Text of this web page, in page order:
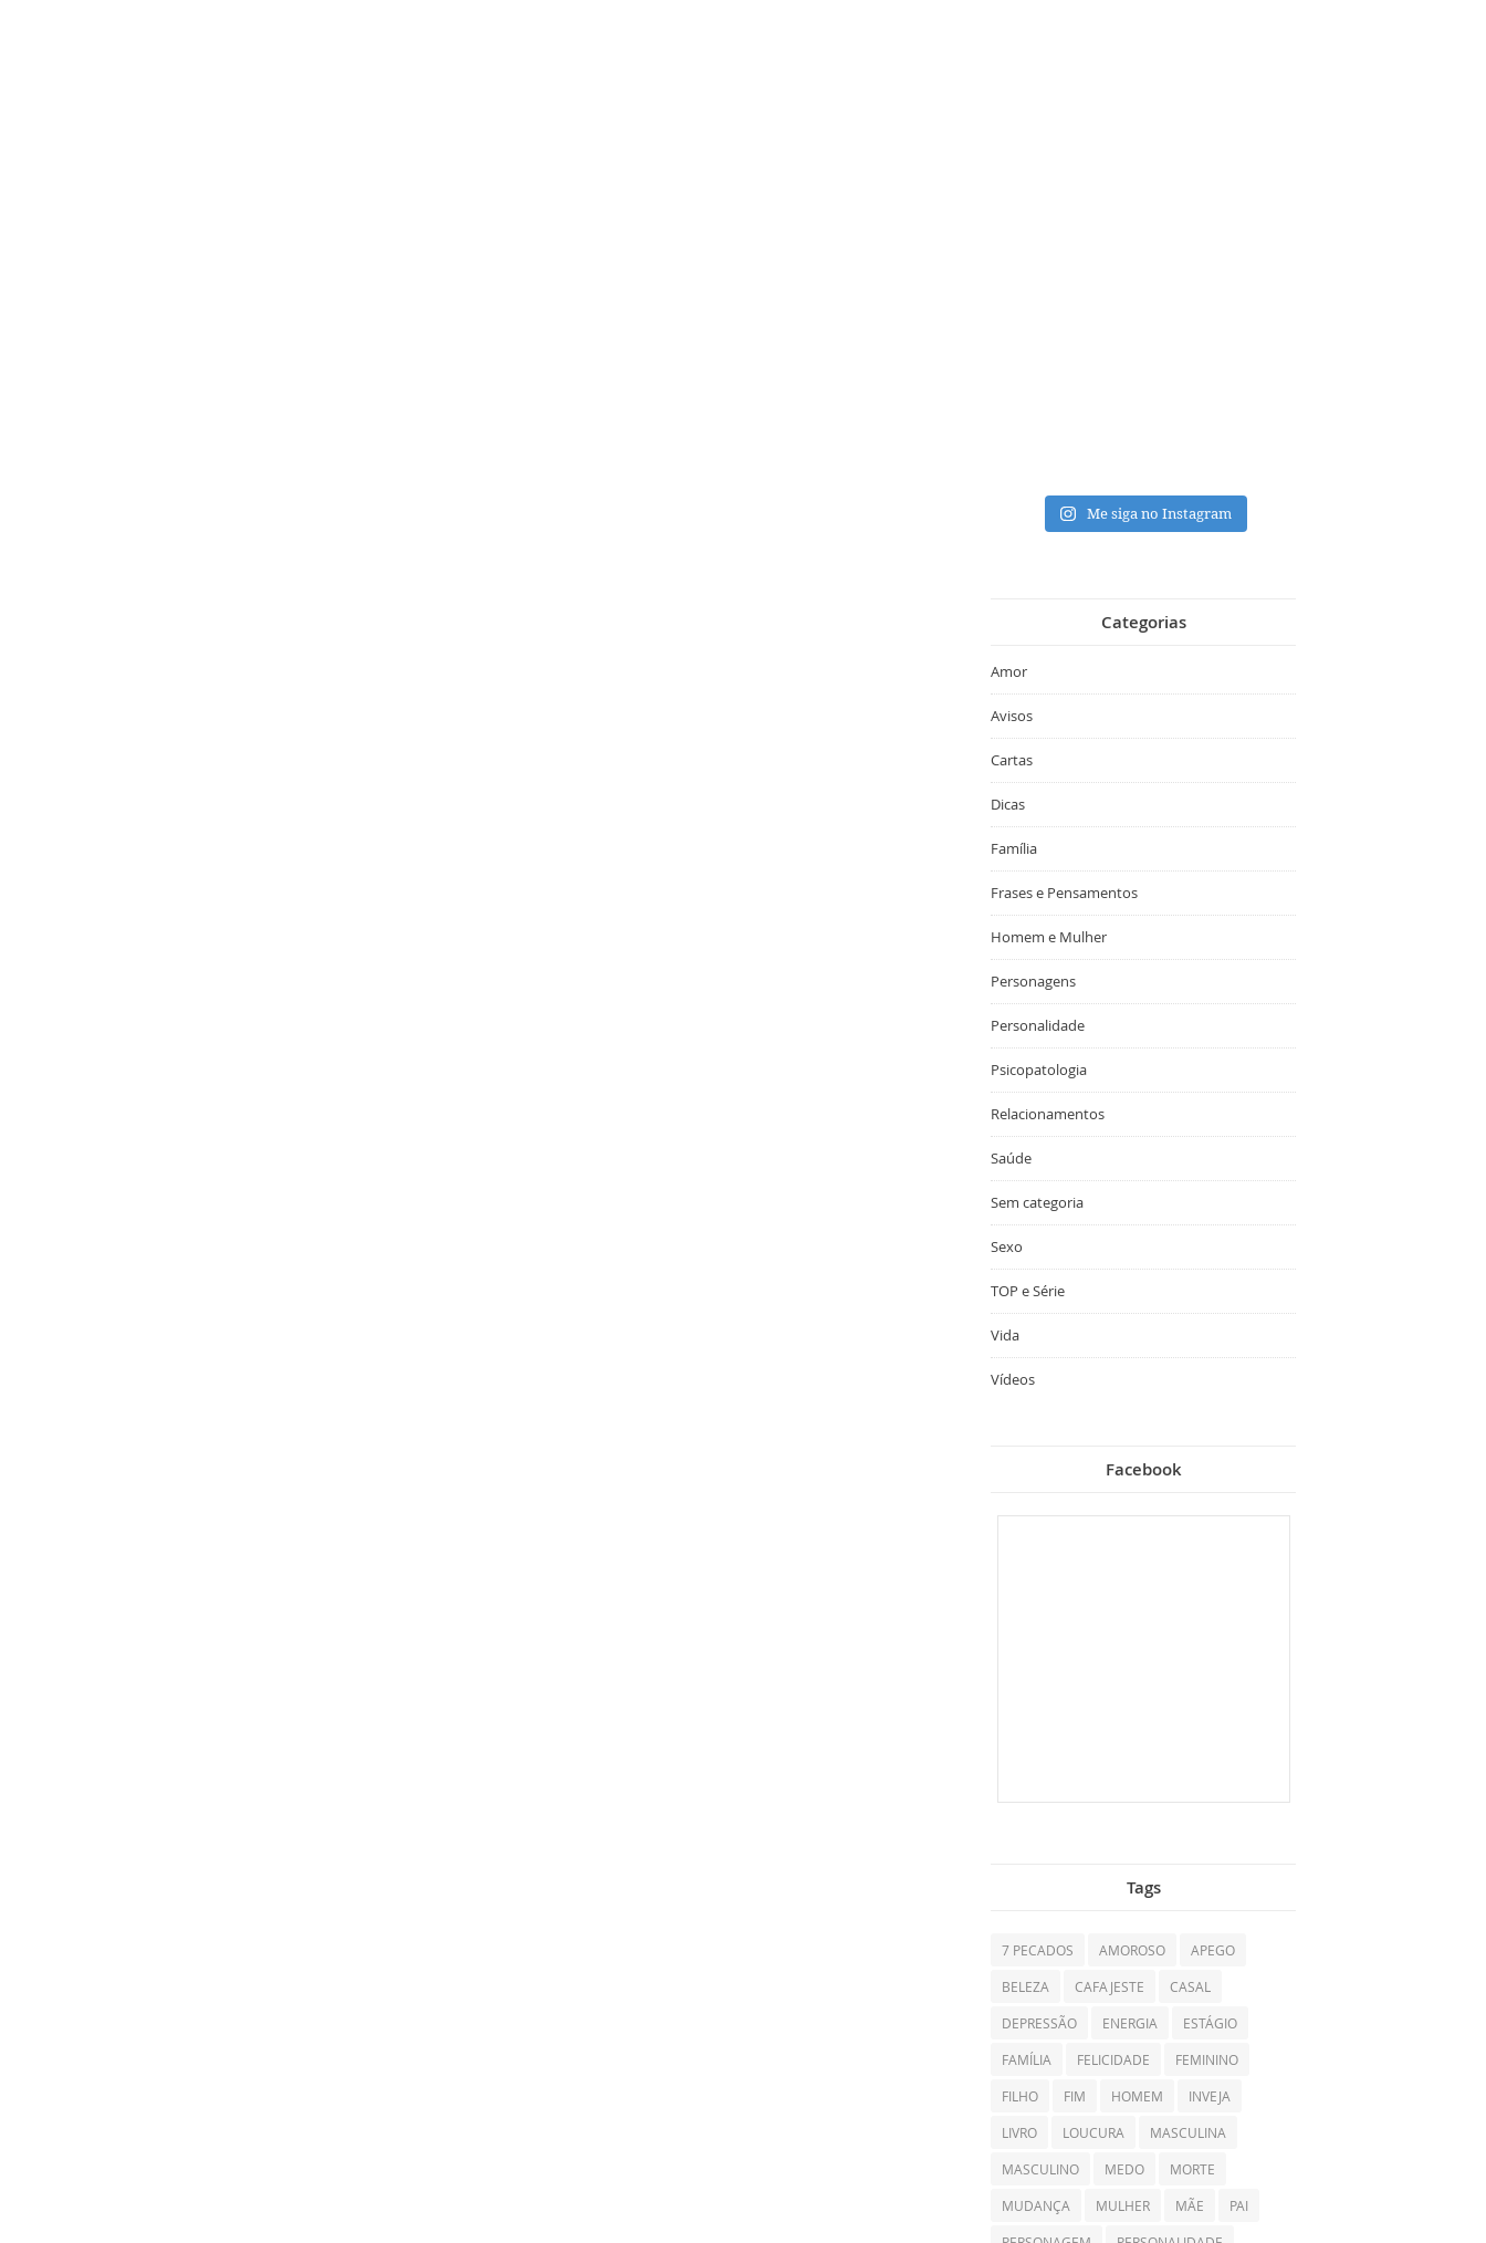
Me siga no Instagram
Categorias
Amor
Avisos
Cartas
Dicas
Família
Frases e Pensamentos
Homem e Mulher
Personagens
Personalidade
Psicopatologia
Relacionamentos
Saúde
Sem categoria
Sexo
TOP e Série
Vida
Vídeos
Facebook
Tags
7 PECADOS AMOROSO APEGO
BELEZA CAFAJESTE CASAL
DEPRESSÃO ENERGIA ESTÁGIO
FAMÍLIA FELICIDADE FEMININO
FILHO FIM HOMEM INVEJA
LIVRO LOUCURA MASCULINA
MASCULINO MEDO MORTE
MUDANÇA MULHER MÃE PAI